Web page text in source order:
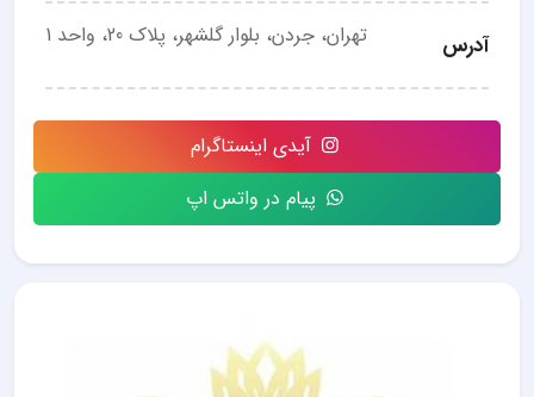
آدرس تهران، جردن، بلوار گلشهر، پلاک 20، واحد 1
آیدی اینستاگرام
پیام در واتس اپ